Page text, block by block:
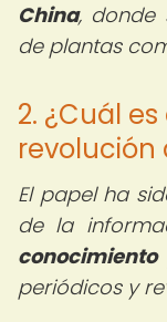
China, donde
de plantas
2. ¿Cuál
revolución
El papel ha
de la
conocimiento
periódicos y